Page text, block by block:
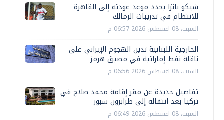
شيكو بانزا يحدد موعد عودته إلى القاهرة
للانتظام في تدريبات الزمالك
السبت، 08 اغسطس 2026 06:57 م
الخارجية اللبنانية تدين الهجوم الإيراني على
ناقلة نفط إماراتية في مضيق هرمز
السبت، 08 اغسطس 2026 06:56 م
تفاصيل جديدة عن مقر إقامة محمد صلاح في
تركيا بعد انتقاله إلى طرابزون سبور
السبت، 08 اغسطس 2026 06:49 م